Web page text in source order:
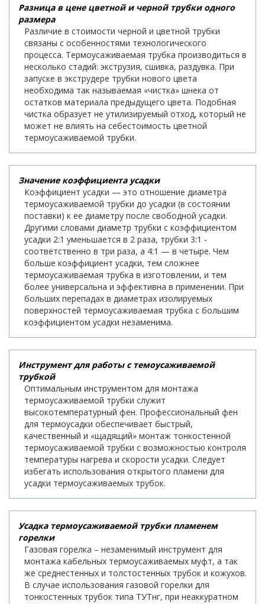
Разница в цене цветной и черной трубки одного
размера
Различие в стоимости черной и цветной трубки
связаны с особенностями технологического
процесса. Термоусаживаемая трубка производиться в
несколько стадий: экструзия, сшивка, раздувка. При
запуске в экструдере трубки нового цвета
необходима так называемая «чистка» шнека от
остатков материала предыдущего цвета. Подобная
чистка образует не утилизируемый отход, который не
может не влиять на себестоимость цветной
термоусаживаемой трубки.
Значение коэффициента усадки
Коэффициент усадки — это отношение диаметра
термоусаживаемой трубки до усадки (в состоянии
поставки) к ее диаметру после свободной усадки.
Другими словами диаметр трубки с коэффициентом
усадки 2:1 уменьшается в 2 раза, трубки 3:1 -
соответственно в три раза, а 4:1 — в четыре. Чем
больше коэффициент усадки, тем сложнее
термоусаживаемая трубка в изготовлении, и тем
более универсальна и эффективна в применении. При
больших перепадах в диаметрах изолируемых
поверхностей термоусаживаемая трубка с большим
коэффициентом усадки незаменима.
Инструмент для работы с темоусаживаемой
трубкой
Оптимальным инструментом для монтажа
термоусаживаемой трубки служит
высокотемпературный фен. Профессиональный фен
для термоусадки обеспечивает быстрый,
качественный и «щадящий» монтаж тонкостенной
термоусаживаемой трубки с возможностью контроля
температуры нагрева и скорости усадки. Следует
избегать использования открытого пламени для
усадки термоусаживаемых трубок.
Усадка термоусаживаемой трубки пламенем
горелки
Газовая горелка – незаменимый инструмент для
монтажа кабельных термоусаживаемых муфт, а так
же среднестенных и толстостенных трубок и кожухов.
В случае использования газовой горелки для
тонкостенных трубок типа ТУТнг, при неаккуратном